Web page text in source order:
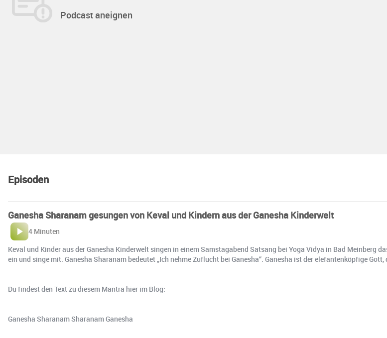
Podcast aneignen
Episoden
Ganesha Sharanam gesungen von Keval und Kindern aus der Ganesha Kinderwelt
4 Minuten
Keval und Kinder aus der Ganesha Kinderwelt singen in einem Samstagabend Satsang bei Yoga Vidya in Bad Meinberg
ein und singe mit. Ganesha Sharanam bedeutet „Ich nehme Zuflucht bei Ganesha“. Ganesha ist der elefantenköpfige
Du findest den Text zu diesem Mantra hier im Blog:
Ganesha Sharanam Sharanam Ganesha